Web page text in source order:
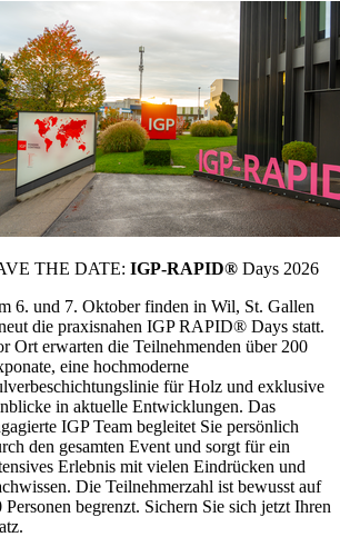
THE DATE: IGP-RAPID® Days 2026
6. und 7. Oktober finden in Wil, St. Gallen
die praxisnahen IGP RAPID® Days statt.
Ort erwarten die Teilnehmenden über 200
eine hochmoderne
für Holz und exklusive
in aktuelle Entwicklungen. Das
IGP Team begleitet Sie persönlich
den gesamten Event und sorgt für ein
Erlebnis mit vielen Eindrücken und
Die Teilnehmerzahl ist bewusst auf
Personen begrenzt. Sichern Sie sich jetzt Ihren